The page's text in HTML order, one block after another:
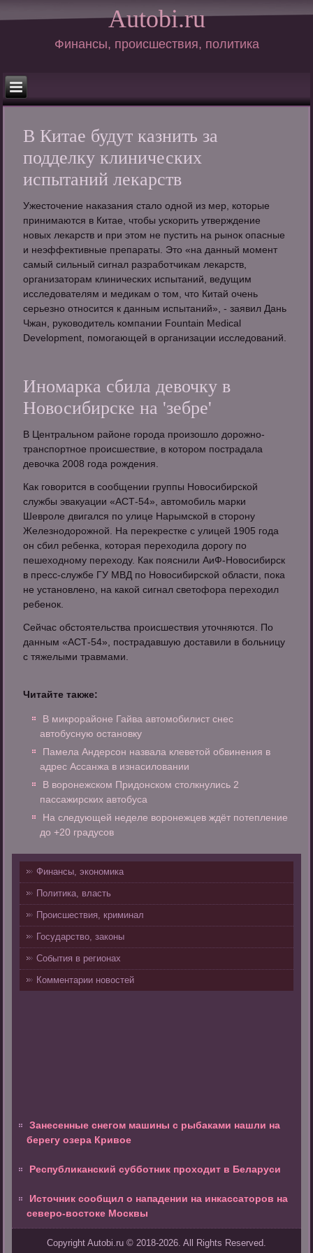
Autobi.ru
Финансы, происшествия, политика
В Китае будут казнить за
подделку клинических
испытаний лекарств
Ужесточение наказания стало одной из мер, которые
принимаются в Китае, чтобы ускорить утверждение
новых лекарств и при этом не пустить на рынок опасные
и неэффективные препараты. Это «на данный момент
самый сильный сигнал разработчикам лекарств,
организаторам клинических испытаний, ведущим
исследователям и медикам о том, что Китай очень
серьезно относится к данным испытаний», - заявил Дань
Чжан, руководитель компании Fountain Medical
Development, помогающей в организации исследований.
Иномарка сбила девочку в
Новосибирске на 'зебре'
В Центральном районе города произошло дорожно-
транспортное происшествие, в котором пострадала
девочка 2008 года рождения.
Как говорится в сообщении группы Новосибирской
службы эвакуации «АСТ-54», автомобиль марки
Шевроле двигался по улице Нарымской в сторону
Железнодорожной. На перекрестке с улицей 1905 года
он сбил ребенка, которая переходила дорогу по
пешеходному переходу. Как пояснили АиФ-Новосибирск
в пресс-службе ГУ МВД по Новосибирской области, пока
не установлено, на какой сигнал светофора переходил
ребенок.
Сейчас обстоятельства происшествия уточняются. По
данным «АСТ-54», пострадавшую доставили в больницу
с тяжелыми травмами.
Читайте также:
В микрорайоне Гайва автомобилист снес
автобусную остановку
Памела Андерсон назвала клеветой обвинения в
адрес Ассанжа в изнасиловании
В воронежском Придонском столкнулись 2
пассажирских автобуса
На следующей неделе воронежцев ждёт потепление
до +20 градусов
Финансы, экономика
Политика, власть
Происшествия, криминал
Государство, законы
События в регионах
Комментарии новостей
Занесенные снегом машины с рыбаками нашли на
берегу озера Кривое
Республиканский субботник проходит в Беларуси
Источник сообщил о нападении на инкассаторов на
северо-востоке Москвы
Copyright Autobi.ru © 2018-2026. All Rights Reserved.